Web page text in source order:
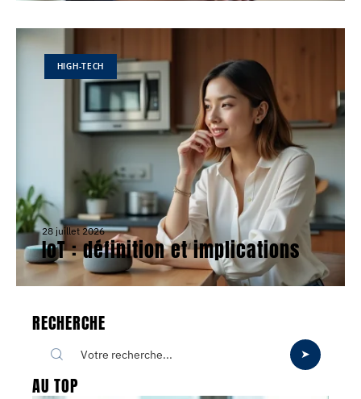
HIGH-TECH
28 juillet 2026
IoT : définition et implications
RECHERCHE
AU TOP